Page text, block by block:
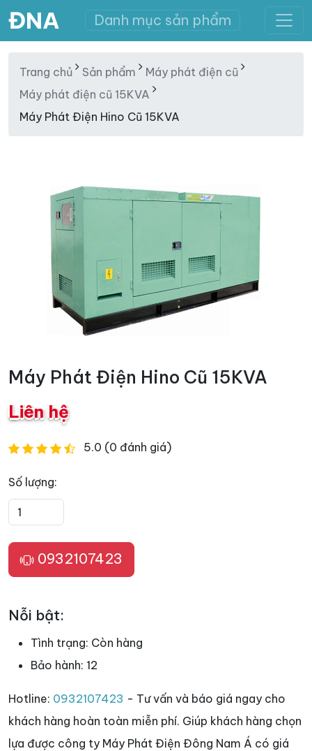
ĐNA Danh mục sản phẩm
Trang chủ Sản phẩm
Máy phát điện cũ
Máy phát điện cũ 15KVA
Máy Phát Điện Hino Cũ 15KVA
Máy Phát Điện Hino Cũ 15KVA
Liên hệ
5.0 (0 đánh giá)
Số lượng:
0932107423
Nỗi bật:
Tình trạng: Còn hàng
Bảo hành: 12
Hotline: 0932107423 - Tư vấn và báo giá ngay cho
khách hàng hoàn toàn miễn phí. Giúp khách hàng chọn
lựa được công ty Máy Phát Điện Đông Nam Á có giá